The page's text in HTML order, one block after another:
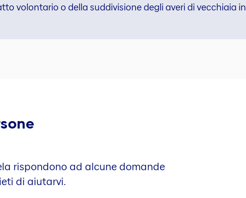
volontario o della suddivisione degli averi di vecchiaia in
rispondono ad alcune domande
di aiutarvi.